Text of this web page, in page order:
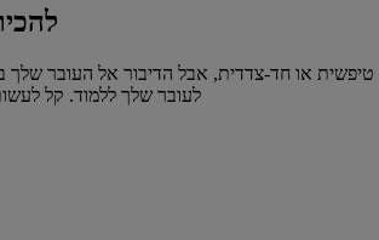
טיפשית או חד-צדדית, אבל הדיבור אל העובר שלך
לעובר שלך ללמוד. קל